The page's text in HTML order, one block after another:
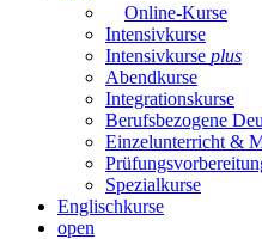
Online-Kurse
Intensivkurse
Intensivkurse plus
Abendkurse
Integrationskurse
Berufsbezogene
Einzelunterricht &
Spezialkurse
Englischkurse
open